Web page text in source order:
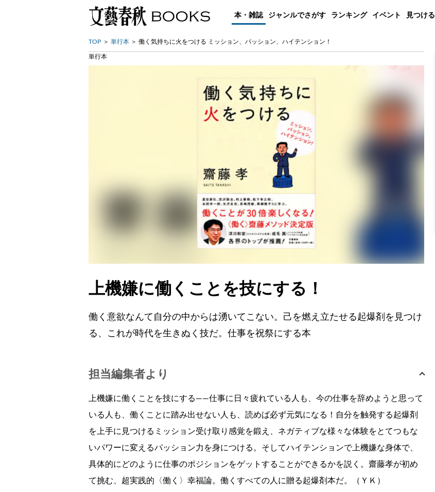
本・雑誌 ジャンルでさがす ランキング イベント 見つける
TOP 単行本 働く気持ちに火をつける ミッション、パッション、ハイテンション！
単行本
上機嫌に働くことを技にする！
働く意欲なんて自分の中からは湧いてこない。己を燃え立たせる起爆剤を見つけ
る、これが時代を生きぬく技だ。仕事を祝祭にする本
担当編集者より
上機嫌に働くことを技にする――仕事に日々疲れている人も、今の仕事を辞めようと思って
いる人も、働くことに踏み出せない人も、読めば必ず元気になる！自分を触発する起爆剤
を上手に見つけるミッション受け取り感覚を鍛え、ネガティブな様々な体験をとてつもな
いパワーに変えるパッション力を身につける。そしてハイテンションで上機嫌な身体で、
具体的にどのように仕事のポジションをゲットすることができるかを説く。齋藤孝が初め
て挑む、超実践的〈働く〉幸福論。働くすべての人に贈る起爆剤本だ。（ＹＫ）